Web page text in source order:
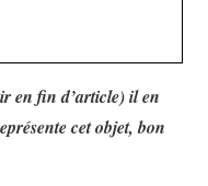
en fin d’article) il en
cet objet, bon